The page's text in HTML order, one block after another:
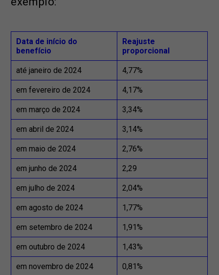
Data de início do
benefício
Reajuste
proporcional
até janeiro de 2024 4,77%
em fevereiro de 2024 4,17%
em março de 2024 3,34%
em abril de 2024 3,14%
em maio de 2024 2,76%
em junho de 2024 2,29
em julho de 2024 2,04%
em agosto de 2024 1,77%
em setembro de 2024 1,91%
em outubro de 2024 1,43%
em novembro de 2024 0,81%